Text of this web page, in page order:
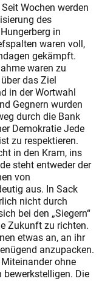
Wochen werden
des
in
waren voll,
gekämpft.
waren zu
das Ziel
in der Wortwahl
Gegnern wurden
durch die Bank
Demokratie Jede
zu respektieren.
in den Kram, ins
steht entweder der
von
aus. In Sack
nicht durch
bei den „Siegern“
Zukunft zu richten.
etwas an, an ihr
anzupacken.
ohne
Die